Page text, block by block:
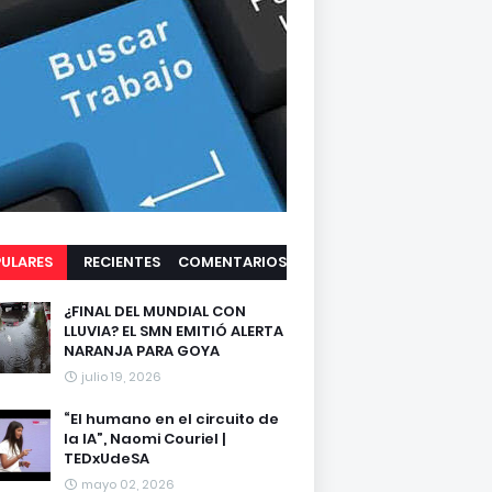
RECIENTES COMENTARIOS
¿FINAL DEL MUNDIAL CON
LLUVIA? EL SMN EMITIÓ ALERTA
NARANJA PARA GOYA
julio 19, 2026
“El humano en el circuito de
la IA”, Naomi Couriel |
TEDxUdeSA
mayo 02, 2026